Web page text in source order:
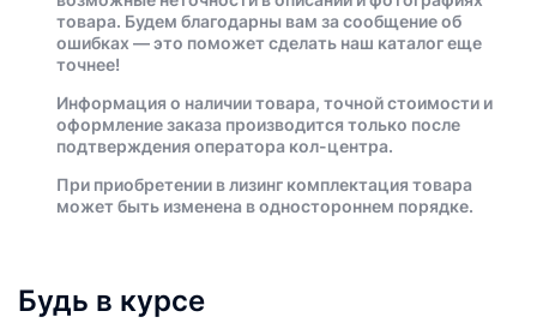
товара. Будем благодарны вам за сообщение об
ошибках — это поможет сделать наш каталог еще
точнее!
Информация о наличии товара, точной стоимости и
оформление заказа производится только после
подтверждения оператора кол-центра.
При приобретении в лизинг комплектация товара
может быть изменена в одностороннем порядке.
Будь в курсе